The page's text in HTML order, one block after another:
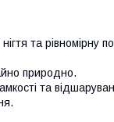
та рівномірну
природно.
та